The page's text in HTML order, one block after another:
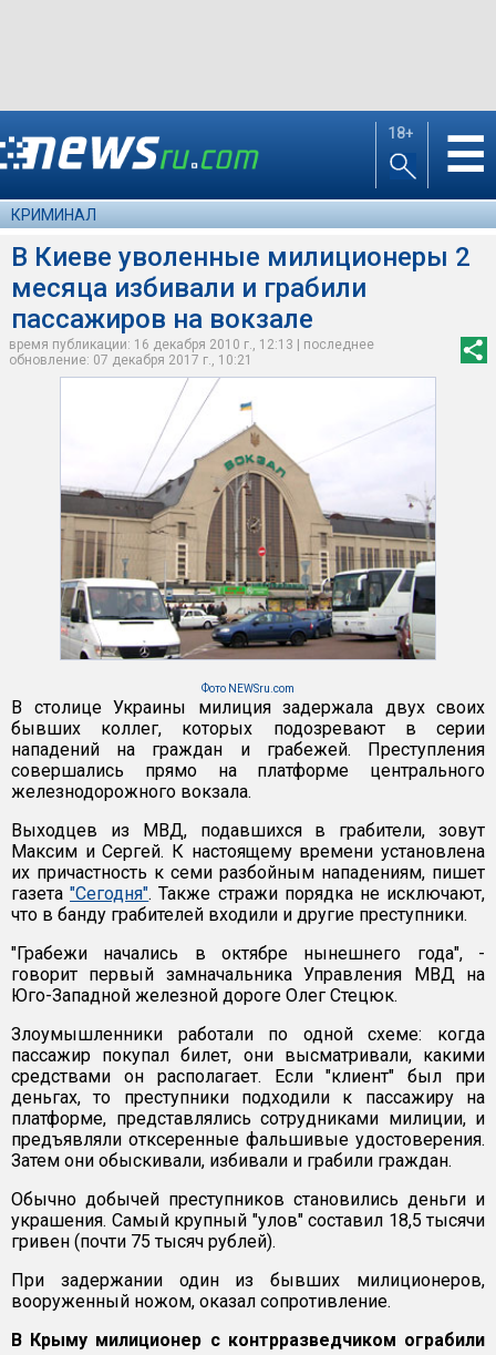
18+ ☰
КРИМИНАЛ
В Киеве уволенные милиционеры 2
месяца избивали и грабили
пассажиров на вокзале
время публикации: 16 декабря 2010 г., 12:13 | последнее
обновление: 07 декабря 2017 г., 10:21
Фото NEWSru.com
В столице Украины милиция задержала двух своих
бывших коллег, которых подозревают в серии
нападений на граждан и грабежей. Преступления
совершались прямо на платформе центрального
железнодорожного вокзала.
Выходцев из МВД, подавшихся в грабители, зовут
Максим и Сергей. К настоящему времени установлена
их причастность к семи разбойным нападениям, пишет
газета"Сегодня". Также стражи порядка не исключают,
что в банду грабителей входили и другие преступники.
"Грабежи начались в октябре нынешнего года", -
говорит первый замначальника Управления МВД на
Юго-Западной железной дороге Олег Стецюк.
Злоумышленники работали по одной схеме: когда
пассажир покупал билет, они высматривали, какими
средствами он располагает. Если "клиент" был при
деньгах, то преступники подходили к пассажиру на
платформе, представлялись сотрудниками милиции, и
предъявляли отксеренные фальшивые удостоверения.
Затем они обыскивали, избивали и грабили граждан.
Обычно добычей преступников становились деньги и
украшения. Самый крупный "улов" составил 18,5 тысячи
гривен (почти 75 тысяч рублей).
При задержании один из бывших милиционеров,
вооруженный ножом, оказал сопротивление.
В Крыму милиционер с контрразведчиком ограбили